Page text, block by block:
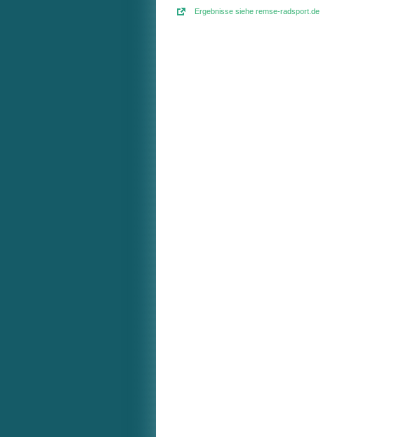
Ergebnisse siehe remse-radsport.de